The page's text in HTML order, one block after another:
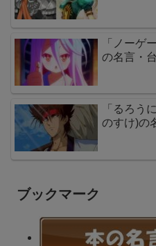
「ノーゲ
の名言・
「るろう
のすけ)の
ブックマーク